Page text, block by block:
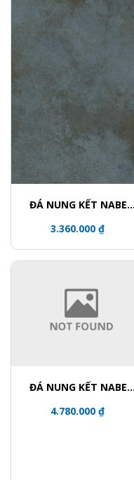
ĐÁ NUNG KẾT NABEL
3.360.000 ₫
ĐÁ NUNG KẾT NABEL
4.780.000 ₫